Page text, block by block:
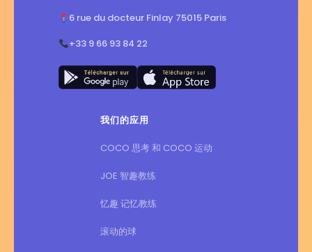
6 rue du docteur Finlay 75015 Paris
+33 9 66 93 84 22
我们的应用
COCO 思考 和 COCO 运动
JOE 智趣教练
忆趣 记忆教练
滚动的球